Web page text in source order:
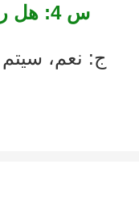
س 4:
ج: نعم، سيتم